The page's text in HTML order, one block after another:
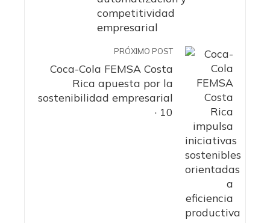
competitividad
empresarial
PRÓXIMO POST
Coca-Cola FEMSA Costa
Rica apuesta por la
sostenibilidad empresarial
· 10